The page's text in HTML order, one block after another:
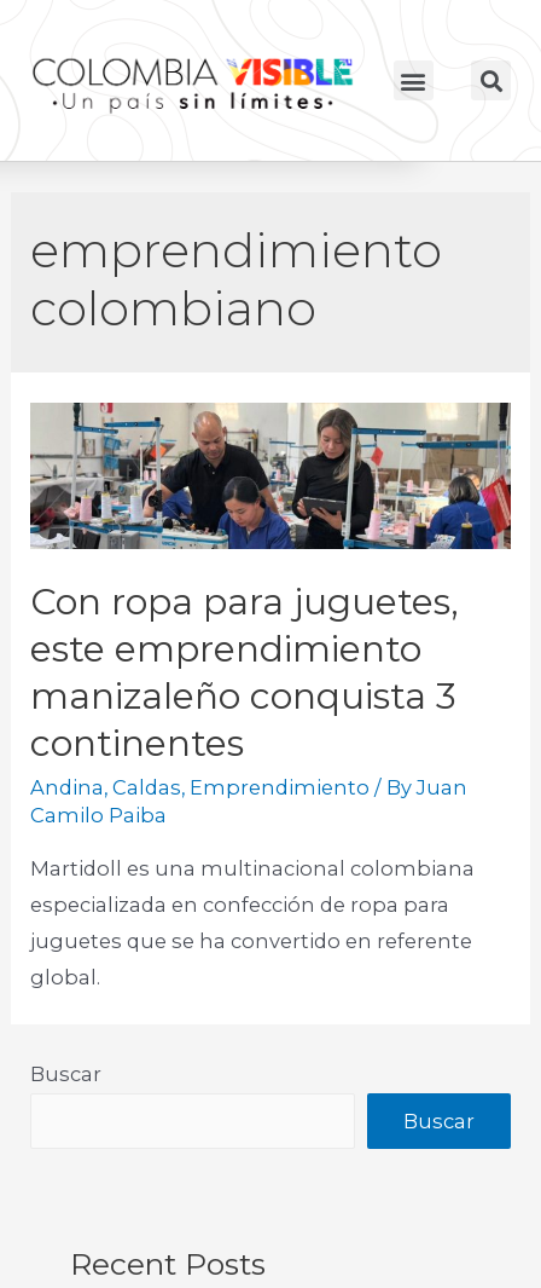
emprendimiento
colombiano
Con ropa para juguetes,
este emprendimiento
manizaleño conquista 3
continentes
Andina,Caldas, Emprendimiento / ByJuan
Camilo Paiba
Martidoll es una multinacional colombiana
especializada en confección de ropa para
juguetes que se ha convertido en referente
global.
Buscar
Buscar
Recent Posts